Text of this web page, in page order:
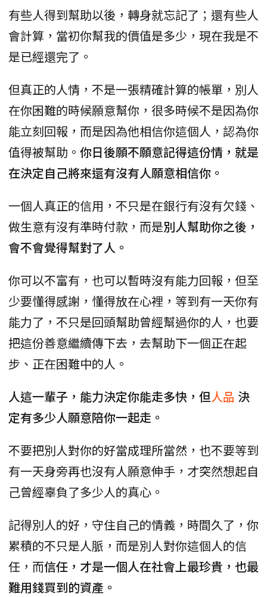
有些人得到幫助以後，轉身就忘記了；還有些人
會計算，當初你幫我的價值是多少，現在我是不
是已經還完了。
但真正的人情，不是一張精確計算的帳單，別人
在你困難的時候願意幫你，很多時候不是因為你
能立刻回報，而是因為他相信你這個人，認為你
值得被幫助。 你日後願不願意記得這份情，就是
在決定自己將來還有沒有人願意相信你。
一個人真正的信用，不只是在銀行有沒有欠錢、
做生意有沒有準時付款，而是別人幫助你之後，
會不會覺得幫對了人。
你可以不富有，也可以暫時沒有能力回報，但至
少要懂得感謝，懂得放在心裡，等到有一天你有
能力了，不只是回頭幫助曾經幫過你的人，也要
把這份善意繼續傳下去，去幫助下一個正在起
步、正在困難中的人。
人這一輩子，能力決定你能走多快，但人品 決
定有多少人願意陪你一起走。
不要把別人對你的好當成理所當然，也不要等到
有一天身旁再也沒有人願意伸手，才突然想起自
己曾經辜負了多少人的真心。
記得別人的好，守住自己的情義，時間久了，你
累積的不只是人脈，而是別人對你這個人的信
任，而信任，才是一個人在社會上最珍貴，也最
難用錢買到的資產。